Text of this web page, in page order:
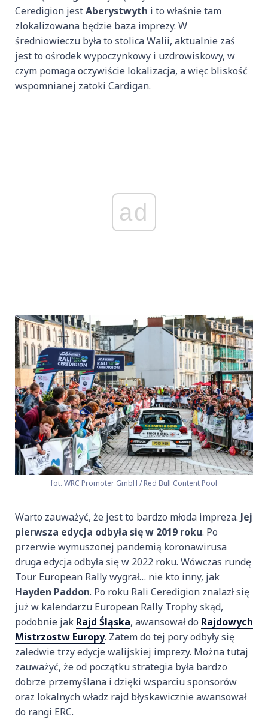
Ceredigion jestAberystwyth i to właśnie tam
zlokalizowana będzie baza imprezy. W
średniowieczu była to stolica Walii, aktualnie zaś
jest to ośrodek wypoczynkowy i uzdrowiskowy, w
czym pomaga oczywiście lokalizacja, a więc bliskość
wspomnianej zatoki Cardigan.
ad
fot. WRC Promoter GmbH / Red Bull Content Pool
Warto zauważyć, że jest to bardzo młoda impreza. Jej
pierwsza edycja odbyła się w 2019 roku. Po
przerwie wymuszonej pandemią koronawirusa
druga edycja odbyła się w 2022 roku. Wówczas rundę
Tour European Rally wygrał… nie kto inny, jak
Hayden Paddon. Po roku Rali Ceredigion znalazł się
już w kalendarzu European Rally Trophy skąd,
podobnie jak Rajd Śląska, awansował do Rajdowych
Mistrzostw Europy. Zatem do tej pory odbyły się
zaledwie trzy edycje walijskiej imprezy. Można tutaj
zauważyć, że od początku strategia była bardzo
dobrze przemyślana i dzięki wsparciu sponsorów
oraz lokalnych władz rajd błyskawicznie awansował
do rangi ERC.